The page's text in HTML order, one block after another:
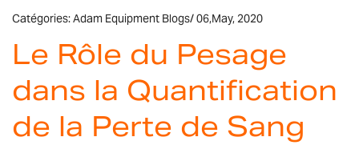
Catégories:Adam Equipment Blogs/06,May, 2020
Le Rôle du Pesage
dans la Quantification
de la Perte de Sang